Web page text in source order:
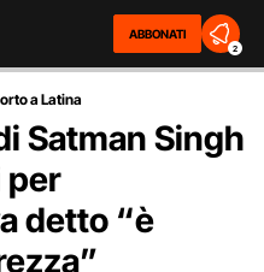
ABBONATI
2
a Latina
Satman Singh
per
detto “è